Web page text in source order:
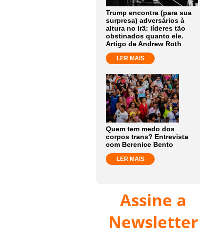
Trump encontra (para sua
surpresa) adversários à
altura no Irã: líderes tão
obstinados quanto ele.
Artigo de Andrew Roth
LER MAIS
Quem tem medo dos
corpos trans? Entrevista
com Berenice Bento
LER MAIS
Assine a
Newsletter